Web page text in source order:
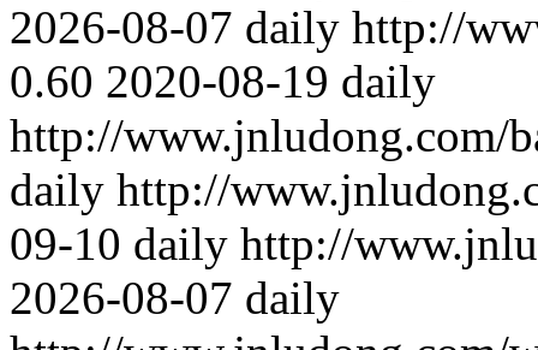
2026-08-07 daily http://
0.60 2020-08-19 daily
http://www.jnludong.com/
daily http://
09-10 daily http://
2026-08-07 daily